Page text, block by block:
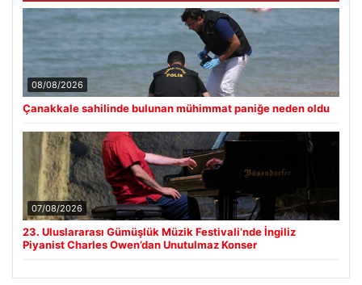
08/08/2026
Çanakkale sahilinde bulunan mühimmat paniğe neden oldu
07/08/2026
23. Uluslararası Gümüşlük Müzik Festivali’nde İngiliz
Piyanist Charles Owen’dan Unutulmaz Konser